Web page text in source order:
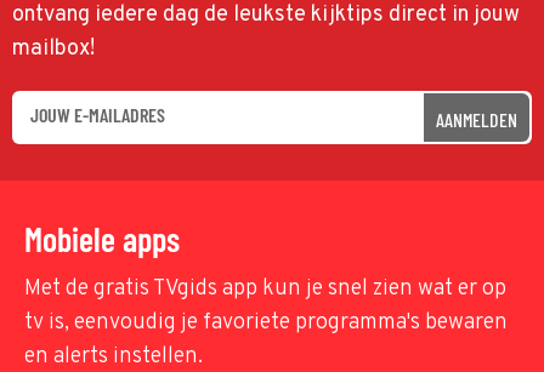
ontvang iedere dag de leukste kijktips direct in jouw
mailbox!
AANMELDEN
Mobiele apps
Met de gratis TVgids app kun je snel zien wat er op
tv is, eenvoudig je favoriete programma's bewaren
en alerts instellen.